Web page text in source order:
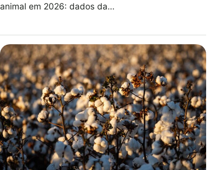
animal em 2026: dados da…